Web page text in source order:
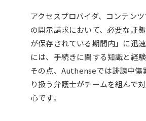
アクセスプロバイダ、コンテン
の開示請求において、必要な証
が保存されている期間内」に迅
には、手続きに関する知識と経験
その点、Authenseでは誹謗中傷
り扱う弁護士がチームを組んで
心です。